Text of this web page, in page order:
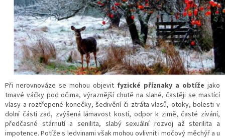
Při nerovnováze se mohou objevit fyzické příznaky a obtíže jako
tmavé váčky pod očima, výraznější chutě na slané, častěji se mastící
vlasy a roztřepené konečky, šedivění či ztráta vlasů, otoky, bolesti v
dolní části zad, zvýšená lámavost kostí, odpor k zimě, časté zívání,
předčasné stárnutí a senilita, slabý sexuální rozvoj až sterilita a
impotence. Potíže s ledvinami však mohou ovlivnit i močový měchýř a u